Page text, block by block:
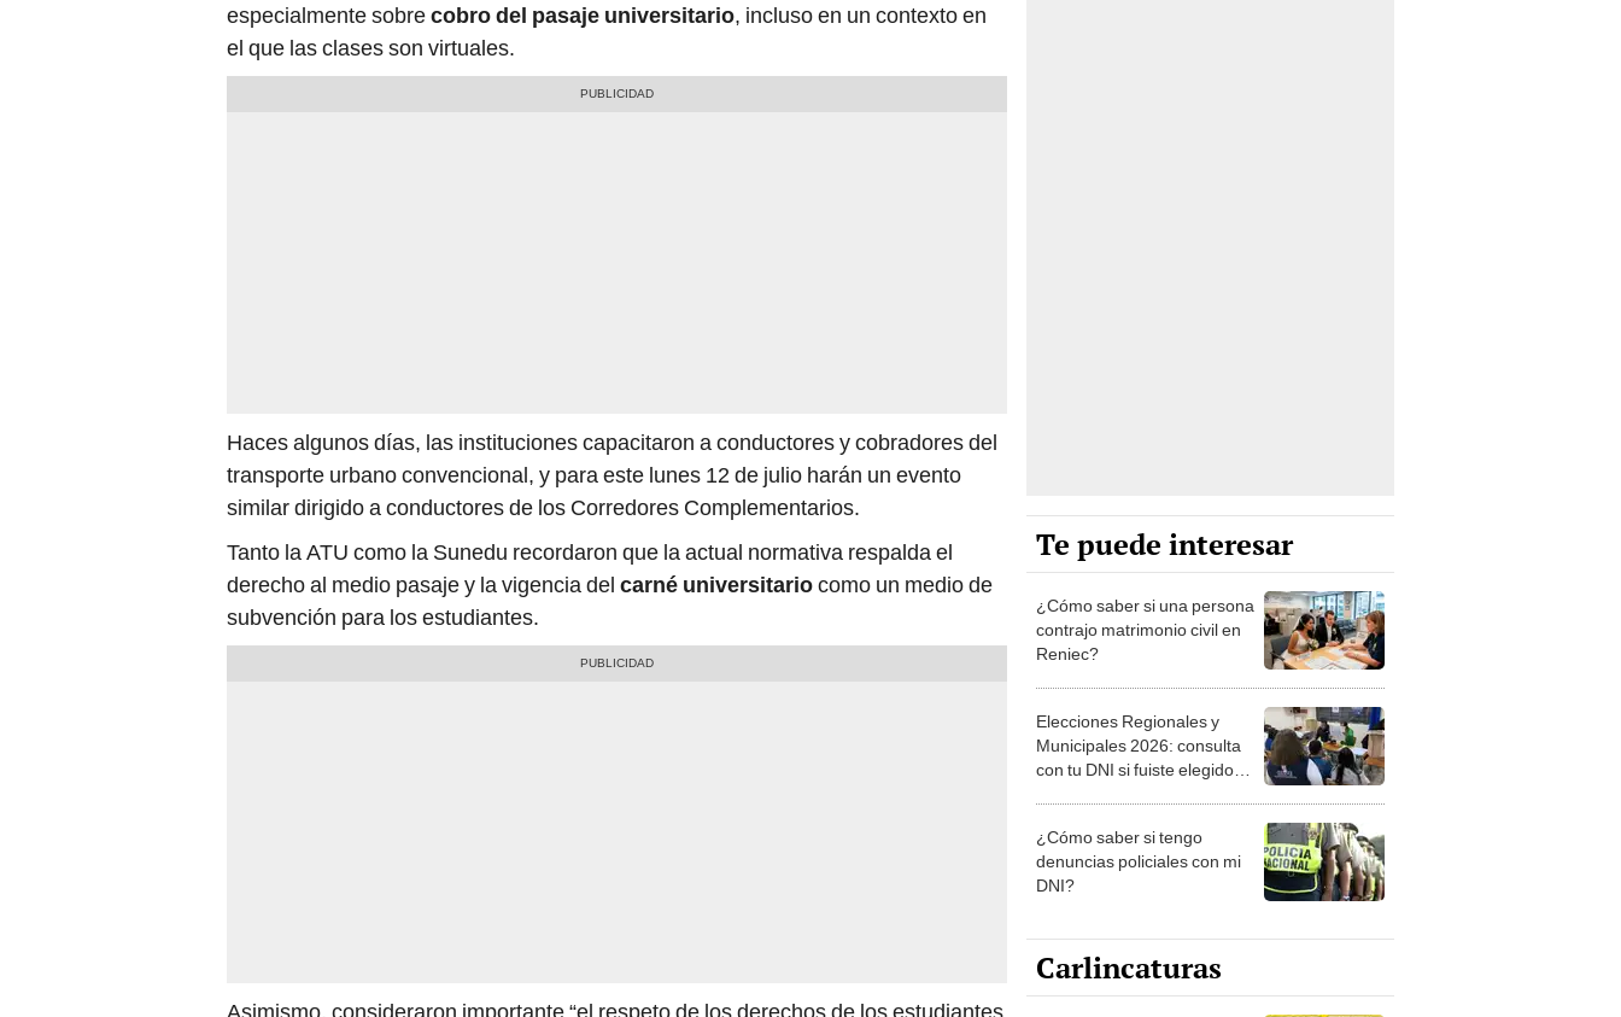
especialmente sobrecobro del pasaje universitario, incluso en un contexto en
el que las clases son virtuales.
Haces algunos días, las instituciones capacitaron a conductores y cobradores del
transporte urbano convencional, y para este lunes 12 de julio harán un evento
similar dirigido a conductores de los Corredores Complementarios.
Tanto la ATU como la Sunedu recordaron que la actual normativa respalda el
derecho al medio pasaje y la vigencia del carné universitariocomo un medio de
subvención para los estudiantes.
Asimismo, consideraron importante “el respeto de los derechos de los estudiantes
Te puede interesar
¿Cómo saber si una persona
contrajo matrimonio civil en
Reniec?
Elecciones Regionales y
Municipales 2026: consulta
con tu DNI si fuiste elegido
la ONPE
¿Cómo saber si tengo
denuncias policiales con mi
DNI?
Carlincaturas